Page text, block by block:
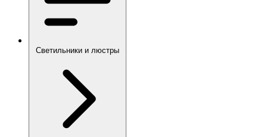
Светильники и люстры